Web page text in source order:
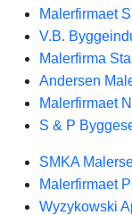
Malerfirmaet
V.B.
Malerfirma
Andersen
Malerfirmaet
S & P
SMKA
Malerfirmaet
Wyzykowski